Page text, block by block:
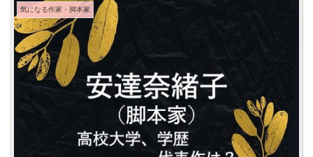
気になる作家・脚本家